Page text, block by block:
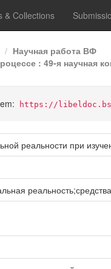
& Collections
Научная работа ВФ
: 49-я научная
https://
реальности при